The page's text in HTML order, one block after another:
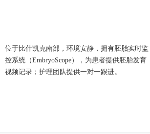
位于比什凯克南部，环境安静，拥有胚胎实时监
控系统（EmbryoScope），为患者提供胚胎发育
视频记录；护理团队提供一对一跟进。